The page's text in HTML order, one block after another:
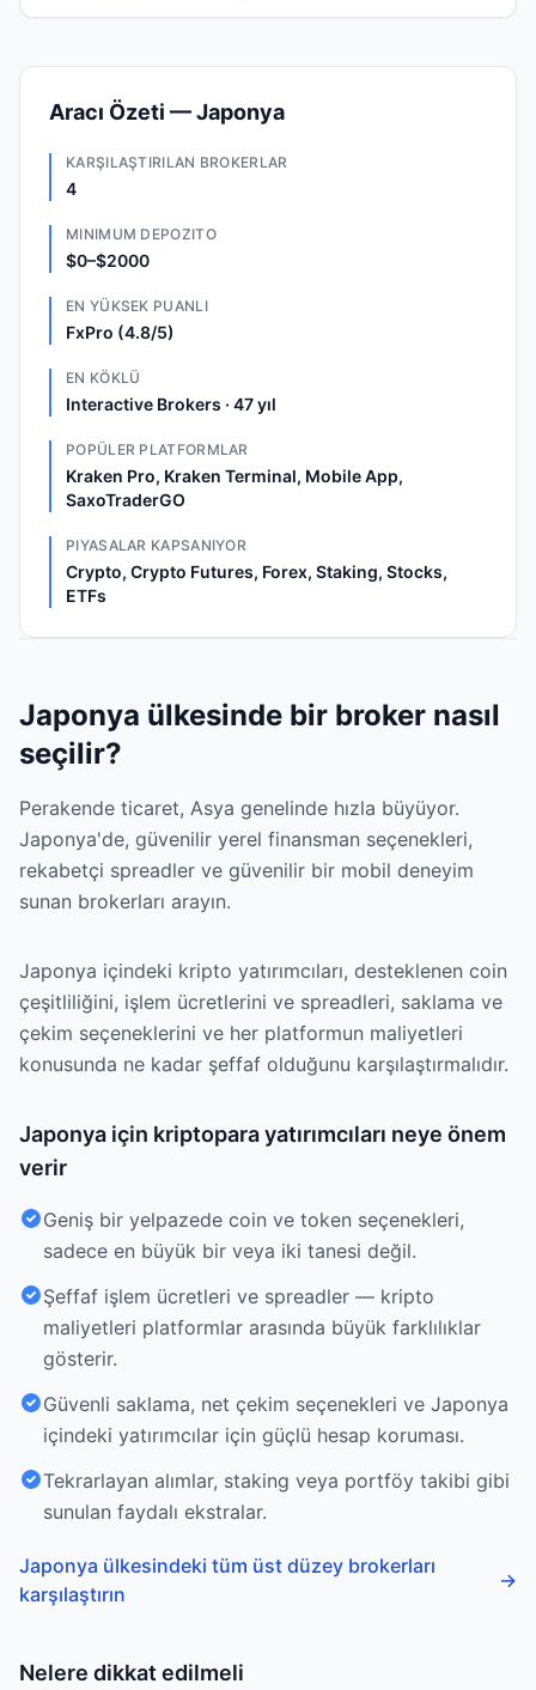
Aracı Özeti — Japonya
KARŞILAŞTIRILAN BROKERLAR
4
MINIMUM DEPOZITO
$0–$2000
EN YÜKSEK PUANLI
FxPro (4.8/5)
EN KÖKLÜ
Interactive Brokers · 47 yıl
POPÜLER PLATFORMLAR
Kraken Pro, Kraken Terminal, Mobile App,
SaxoTraderGO
PIYASALAR KAPSANIYOR
Crypto, Crypto Futures, Forex, Staking, Stocks,
ETFs
Japonya ülkesinde bir broker nasıl
seçilir?
Perakende ticaret, Asya genelinde hızla büyüyor.
Japonya'de, güvenilir yerel finansman seçenekleri,
rekabetçi spreadler ve güvenilir bir mobil deneyim
sunan brokerları arayın.
Japonya içindeki kripto yatırımcıları, desteklenen coin
çeşitliliğini, işlem ücretlerini ve spreadleri, saklama ve
çekim seçeneklerini ve her platformun maliyetleri
konusunda ne kadar şeffaf olduğunu karşılaştırmalıdır.
Japonya için kriptopara yatırımcıları neye önem
verir
Geniş bir yelpazede coin ve token seçenekleri,
sadece en büyük bir veya iki tanesi değil.
Şeffaf işlem ücretleri ve spreadler — kripto
maliyetleri platformlar arasında büyük farklılıklar
gösterir.
Güvenli saklama, net çekim seçenekleri ve Japonya
içindeki yatırımcılar için güçlü hesap koruması.
Tekrarlayan alımlar, staking veya portföy takibi gibi
sunulan faydalı ekstralar.
Japonya ülkesindeki tüm üst düzey brokerları
karşılaştırın
→
Nelere dikkat edilmeli